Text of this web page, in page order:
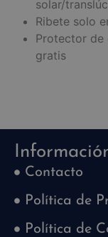
solar/
Ribete solo
Protector de
gratis
Contacto
Política de
Política de